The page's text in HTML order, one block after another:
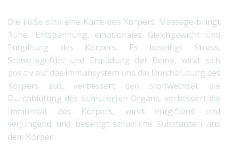
Die Füße sind eine Karte des Körpers. Massage bringt
Ruhe, Entspannung, emotionales Gleichgewicht und
Entgiftung des Körpers. Es beseitigt Stress,
Schweregefühl und Ermüdung der Beine, wirkt sich
positiv auf das Immunsystem und die Durchblutung des
Körpers aus, verbessert den Stoffwechsel, die
Durchblutung des stimulierten Organs, verbessert die
Immunität des Körpers, wirkt entgiftend und
verjüngend und beseitigt schädliche Substanzen aus
dem Körper.